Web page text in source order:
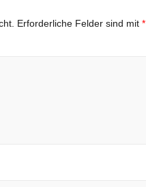
Erforderliche Felder sind mit*